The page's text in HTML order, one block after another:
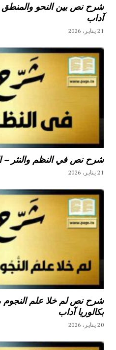
شرح نص بين النحو والمنطق –
آداب
21 يناير، 2026
شرح نص في النظم والنثر –
21 يناير، 2026
شرح نص لم خلا علم النجوم
بكالوريا آداب
20 يناير، 2026